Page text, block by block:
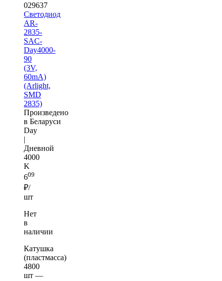
029637
Светодиод
AR-
2835-
SAC-
Day4000-
90
(3V,
60mA)
(Arlight,
SMD
2835)
Произведено
в Беларуси
Day
|
Дневной
4000
K
609
₽/
шт
Нет
в
наличии
Катушка
(пластмасса)
4800
шт —